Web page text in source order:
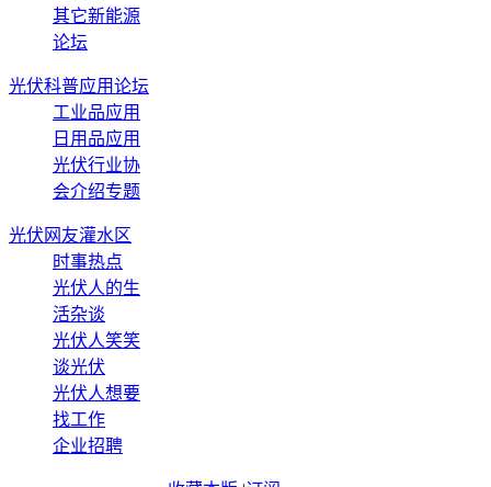
其它新能源
论坛
光伏科普应用论坛
工业品应用
日用品应用
光伏行业协
会介绍专题
光伏网友灌水区
时事热点
光伏人的生
活杂谈
光伏人笑笑
谈光伏
光伏人想要
找工作
企业招聘